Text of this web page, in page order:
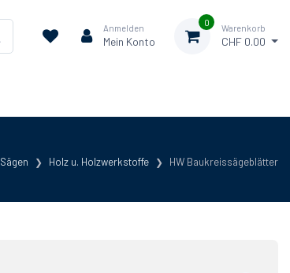
Anmelden
Mein Konto
0
Warenkorb
CHF 0.00
Sägen Holz u. Holzwerkstoffe HW Baukreissägeblätter